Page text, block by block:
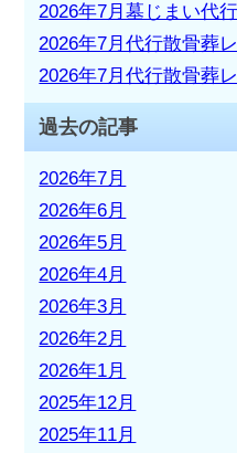
2026年7月墓じまい代
2026年7月代行散骨葬
2026年7月代行散骨葬
過去の記事
2026年7月
2026年6月
2026年5月
2026年4月
2026年3月
2026年2月
2026年1月
2025年12月
2025年11月